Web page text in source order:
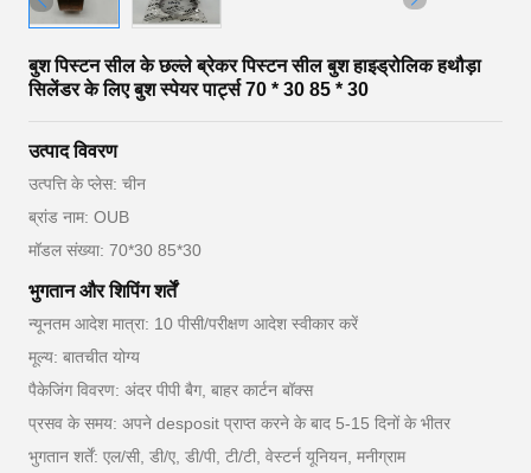
बुश पिस्टन सील के छल्ले ब्रेकर पिस्टन सील बुश हाइड्रोलिक हथौड़ा
सिलेंडर के लिए बुश स्पेयर पार्ट्स 70 * 30 85 * 30
उत्पाद विवरण
उत्पत्ति के प्लेस: चीन
ब्रांड नाम: OUB
मॉडल संख्या: 70*30 85*30
भुगतान और शिपिंग शर्तें
न्यूनतम आदेश मात्रा: 10 पीसी/परीक्षण आदेश स्वीकार करें
मूल्य: बातचीत योग्य
पैकेजिंग विवरण: अंदर पीपी बैग, बाहर कार्टन बॉक्स
प्रसव के समय: अपने desposit प्राप्त करने के बाद 5-15 दिनों के भीतर
भुगतान शर्तें: एल/सी, डी/ए, डी/पी, टी/टी, वेस्टर्न यूनियन, मनीग्राम